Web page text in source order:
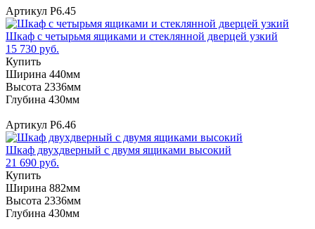
Артикул Р6.45
Шкаф с четырьмя ящиками и стеклянной дверцей узкий
15 730 руб.
Купить
Ширина 440мм
Высота 2336мм
Глубина 430мм
Артикул Р6.46
Шкаф двухдверный с двумя ящиками высокий
21 690 руб.
Купить
Ширина 882мм
Высота 2336мм
Глубина 430мм